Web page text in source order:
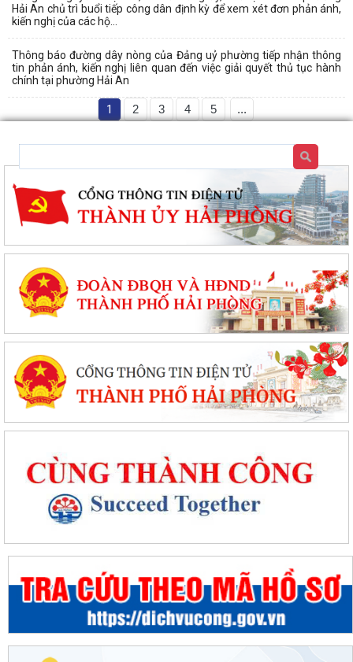
Hải An chủ trì buổi tiếp công dân định kỳ để xem xét đơn phản ánh,
kiến nghị của các hộ...
Thông báo đường dây nòng của Đảng uỷ phường tiếp nhận thông
tin phản ánh, kiến nghị liên quan đến việc giải quyết thủ tục hành
chính tại phường Hải An
1 2 3 4 5 ...